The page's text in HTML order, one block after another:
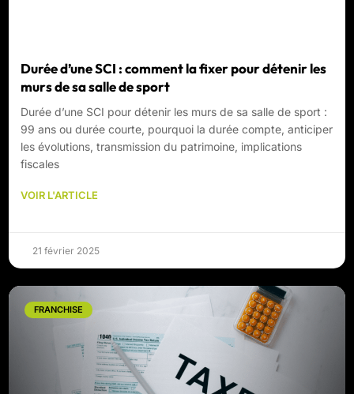
Durée d’une SCI : comment la fixer pour détenir les
murs de sa salle de sport
Durée d’une SCI pour détenir les murs de sa salle de sport :
99 ans ou durée courte, pourquoi la durée compte, anticiper
les évolutions, transmission du patrimoine, implications
fiscales
VOIR L'ARTICLE
21 février 2025
FRANCHISE